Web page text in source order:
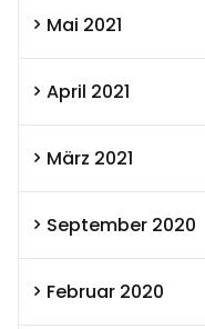
Mai 2021
April 2021
März 2021
September 2020
Februar 2020